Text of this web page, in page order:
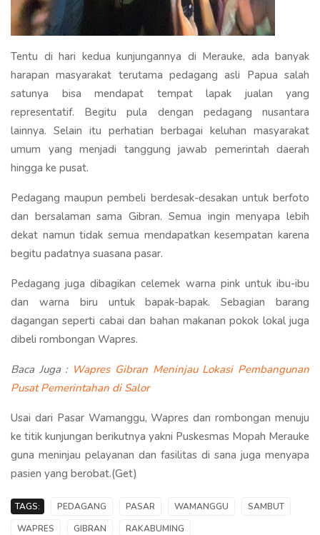
Tentu di hari kedua kunjungannya di Merauke, ada banyak
harapan masyarakat terutama pedagang asli Papua salah
satunya bisa mendapat tempat lapak jualan yang
representatif. Begitu pula dengan pedagang nusantara
lainnya. Selain itu perhatian berbagai keluhan masyarakat
umum yang menjadi tanggung jawab pemerintah daerah
hingga ke pusat.
Pedagang maupun pembeli berdesak-desakan untuk berfoto
dan bersalaman sama Gibran. Semua ingin menyapa lebih
dekat namun tidak semua mendapatkan kesempatan karena
begitu padatnya suasana pasar.
Pedagang juga dibagikan celemek warna pink untuk ibu-ibu
dan warna biru untuk bapak-bapak. Sebagian barang
dagangan seperti cabai dan bahan makanan pokok lokal juga
dibeli rombongan Wapres.
Baca Juga : Wapres Gibran Meninjau Lokasi Pembangunan
Pusat Pemerintahan di Salor
Usai dari Pasar Wamanggu, Wapres dan rombongan menuju
ke titik kunjungan berikutnya yakni Puskesmas Mopah Merauke
guna meninjau pelayanan dan fasilitas di sana juga menyapa
pasien yang berobat.(Get)
TAGS: PEDAGANG PASAR WAMANGGU
SAMBUT
WAPRES
GIBRAN RAKABUMING